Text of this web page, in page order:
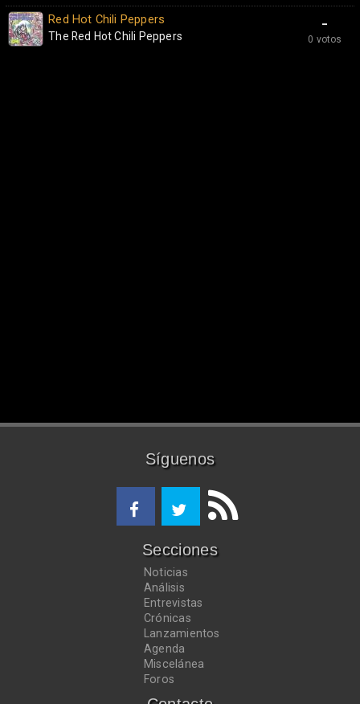
-
0 votos
Red Hot Chili Peppers
The Red Hot Chili Peppers
Síguenos
Secciones
Noticias
Análisis
Entrevistas
Crónicas
Lanzamientos
Agenda
Miscelánea
Foros